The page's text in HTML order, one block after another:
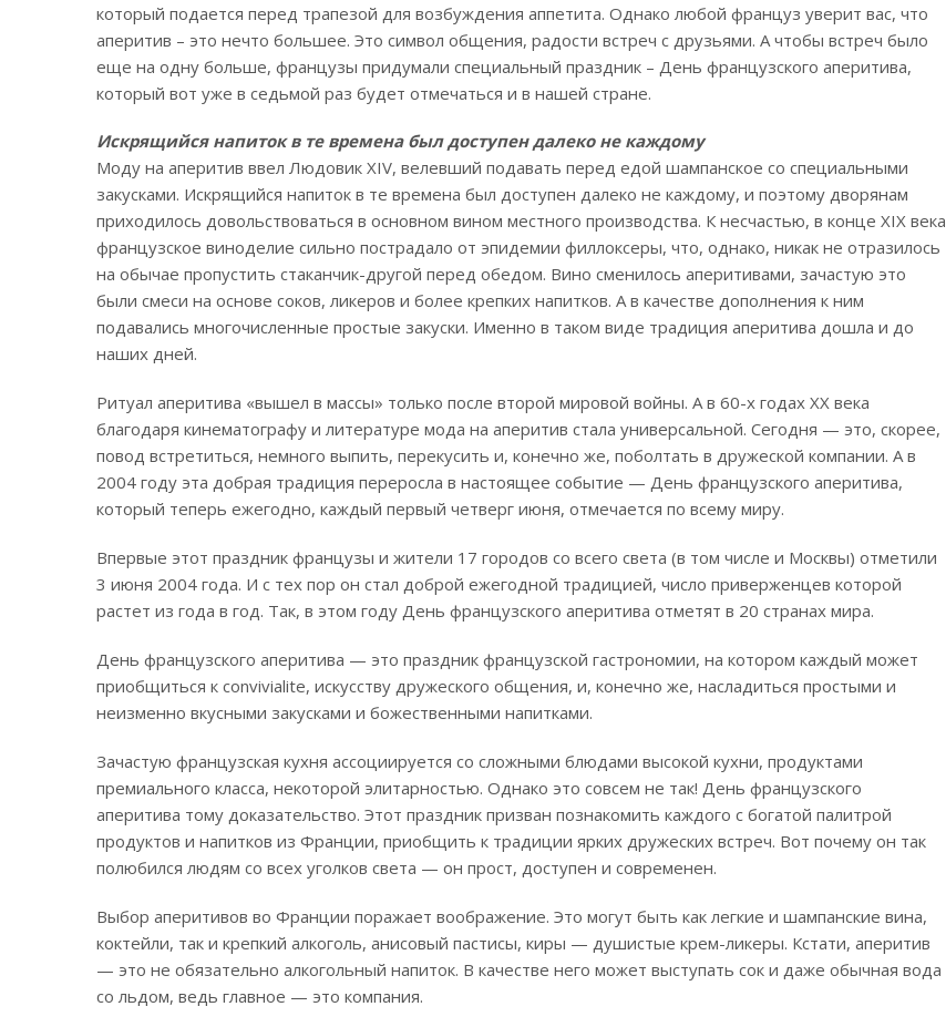
который подается перед трапезой для возбуждения аппетита. Однако любой француз уверит вас, что
аперитив – это нечто большее. Это символ общения, радости встреч с друзьями. А чтобы встреч было
еще на одну больше, французы придумали специальный праздник – День французского аперитива,
который вот уже в седьмой раз будет отмечаться и в нашей стране.
Искрящийся напиток в те времена был доступен далеко не каждому
Моду на аперитив ввел Людовик XIV, велевший подавать перед едой шампанское со специальными
закусками. Искрящийся напиток в те времена был доступен далеко не каждому, и поэтому дворянам
приходилось довольствоваться в основном вином местного производства. К несчастью, в конце XIX века
французское виноделие сильно пострадало от эпидемии филлоксеры, что, однако, никак не отразилось
на обычае пропустить стаканчик-другой перед обедом. Вино сменилось аперитивами, зачастую это
были смеси на основе соков, ликеров и более крепких напитков. А в качестве дополнения к ним
подавались многочисленные простые закуски. Именно в таком виде традиция аперитива дошла и до
наших дней.
Ритуал аперитива «вышел в массы» только после второй мировой войны. А в 60-х годах XX века
благодаря кинематографу и литературе мода на аперитив стала универсальной. Сегодня — это, скорее,
повод встретиться, немного выпить, перекусить и, конечно же, поболтать в дружеской компании. А в
2004 году эта добрая традиция переросла в настоящее событие — День французского аперитива,
который теперь ежегодно, каждый первый четверг июня, отмечается по всему миру.
Впервые этот праздник французы и жители 17 городов со всего света (в том числе и Москвы) отметили
3 июня 2004 года. И с тех пор он стал доброй ежегодной традицией, число приверженцев которой
растет из года в год. Так, в этом году День французского аперитива отметят в 20 странах мира.
День французского аперитива — это праздник французской гастрономии, на котором каждый может
приобщиться к convivialite, искусству дружеского общения, и, конечно же, насладиться простыми и
неизменно вкусными закусками и божественными напитками.
Зачастую французская кухня ассоциируется со сложными блюдами высокой кухни, продуктами
премиального класса, некоторой элитарностью. Однако это совсем не так! День французского
аперитива тому доказательство. Этот праздник призван познакомить каждого с богатой палитрой
продуктов и напитков из Франции, приобщить к традиции ярких дружеских встреч. Вот почему он так
полюбился людям со всех уголков света — он прост, доступен и современен.
Выбор аперитивов во Франции поражает воображение. Это могут быть как легкие и шампанские вина,
коктейли, так и крепкий алкоголь, анисовый пастисы, киры — душистые крем-ликеры. Кстати, аперитив
— это не обязательно алкогольный напиток. В качестве него может выступать сок и даже обычная вода
со льдом, ведь главное — это компания.